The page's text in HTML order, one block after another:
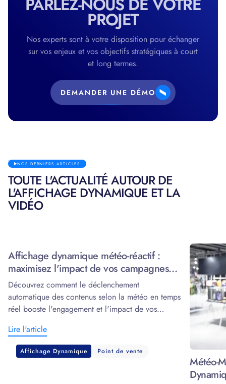
PROJET
Nos experts sont à votre disposition pour échanger
sur vos enjeux et vos objectifs stratégiques à court
et long termes.
DEMANDER UNE DÉMO
NOS DERNIERS ARTICLES
TOUTE L'ACTUALITÉ AUTOUR DE
L'AFFICHAGE DYNAMIQUE ET LA
VIDÉO
Affichage dynamique météo-réactif :
maximisez l'impact de vos campagnes
grâce à la data
Découvrez comment le déclenchement
automatique des contenus selon la météo en temps
réel booste l'engagement et l'impact de vos
Lire l'article
Affichage Dynamique Point de vente
Météo-